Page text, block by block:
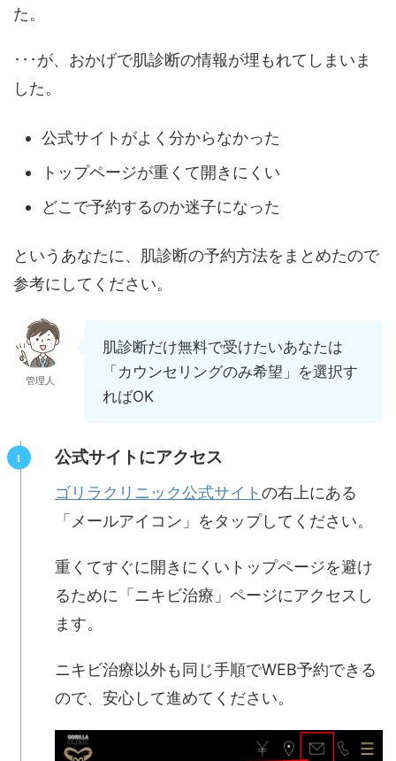
た。
･･･が、おかげで肌診断の情報が埋もれてしまいま
した。
公式サイトがよく分からなかった
トップページが重くて開きにくい
どこで予約するのか迷子になった
というあなたに、肌診断の予約方法をまとめたので
参考にしてください。
管理人
肌診断だけ無料で受けたいあなたは
「カウンセリングのみ希望」を選択す
ればOK
公式サイトにアクセス
ゴリラクリニック公式サイトの右上にある
「メールアイコン」をタップしてください。
重くてすぐに開きにくいトップページを避け
るために「ニキビ治療」ページにアクセスし
ます。
ニキビ治療以外も同じ手順でWEB予約できる
ので、安心して進めてください。